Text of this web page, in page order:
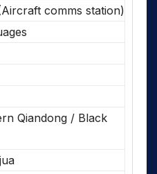
comms station)
Qiandong / Black